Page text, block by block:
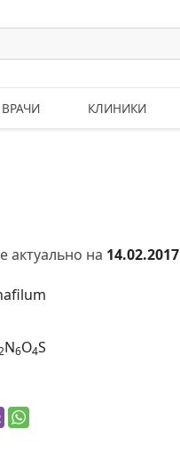
ВРАЧИ КЛИНИКИ
актуально на 14.02.2017
N6O4S